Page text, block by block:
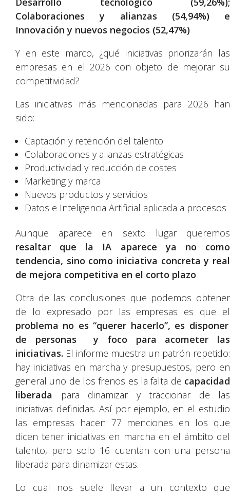
Colaboraciones y alianzas (54,94%) e
Innovación y nuevos negocios (52,47%)
Y en este marco, ¿qué iniciativas priorizarán las
empresas en el 2026 con objeto de mejorar su
competitividad?
Las iniciativas más mencionadas para 2026 han
sido:
Captación y retención del talento
Colaboraciones y alianzas estratégicas
Productividad y reducción de costes
Marketing y marca
Nuevos productos y servicios
Datos e Inteligencia Artificial aplicada a procesos
Aunque aparece en sexto lugar queremos
resaltar que la IA aparece ya no como
tendencia, sino como iniciativa concreta y real
de mejora competitiva en el corto plazo
Otra de las conclusiones que podemos obtener
de lo expresado por las empresas es que el
problema no es “querer hacerlo”, es disponer
de personas y foco para acometer las
iniciativas. El informe muestra un patrón repetido:
hay iniciativas en marcha y presupuestos, pero en
general uno de los frenos es la falta de capacidad
liberada para dinamizar y traccionar de las
iniciativas definidas. Así por ejemplo, en el estudio
las empresas hacen 77 menciones en los que
dicen tener iniciativas en marcha en el ámbito del
talento, pero solo 16 cuentan con una persona
liberada para dinamizar estas.
Lo cual nos suele llevar a un contexto que